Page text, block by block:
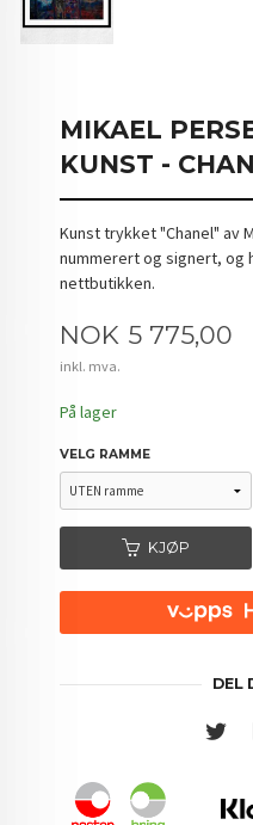
MIKAEL
KUNST -
Kunst trykket "Chanel" av
nummerert og signert, og
nettbutikken.
Pris
NOK 5 775,00
inkl. mva.
På lager
VELG RAMME
KJØP
DEL